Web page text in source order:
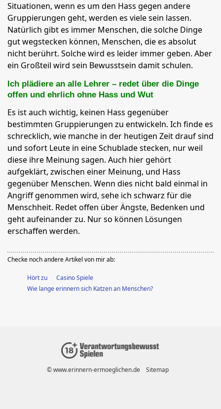
Situationen, wenn es um den Hass gegen andere
Gruppierungen geht, werden es viele sein lassen.
Natürlich gibt es immer Menschen, die solche Dinge
gut wegstecken können, Menschen, die es absolut
nicht berührt. Solche wird es leider immer geben. Aber
ein Großteil wird sein Bewusstsein damit schulen.
Ich plädiere an alle Lehrer – redet über die Dinge
offen und ehrlich ohne Hass und Wut
Es ist auch wichtig, keinen Hass gegenüber
bestimmten Gruppierungen zu entwickeln. Ich finde es
schrecklich, wie manche in der heutigen Zeit drauf sind
und sofort Leute in eine Schublade stecken, nur weil
diese ihre Meinung sagen. Auch hier gehört
aufgeklärt, zwischen einer Meinung, und Hass
gegenüber Menschen. Wenn dies nicht bald einmal in
Angriff genommen wird, sehe ich schwarz für die
Menschheit. Redet offen über Ängste, Bedenken und
geht aufeinander zu. Nur so können Lösungen
erschaffen werden.
Checke noch andere Artikel von mir ab:
Hört zu
Casino Spiele
Wie lange erinnern sich Katzen an Menschen?
© www.erinnern-ermoeglichen.de Sitemap